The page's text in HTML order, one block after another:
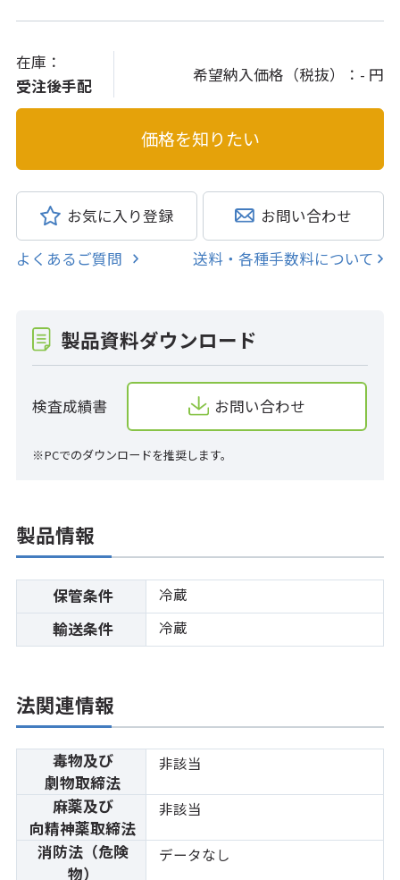
在庫：
受注後手配
希望納入価格（税抜）： - 円
お気に入り登録 お問い合わせ
よくあるご質問 送料・各種手数料について
製品資料ダウンロード
検査成績書 お問い合わせ
※PCでのダウンロードを推奨します。
製品情報
保管条件 冷蔵
輸送条件 冷蔵
法関連情報
毒物及び
劇物取締法
非該当
麻薬及び
向精神薬取締法
非該当
消防法（危険
物）
データなし